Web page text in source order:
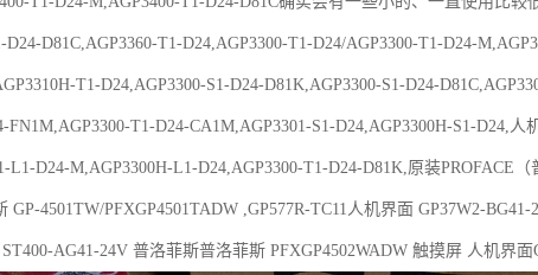
D24-D81C,AGP3360-T1-D24,AGP3300-T1-D24/AGP3300-T1-D24-
T1-D24,AGP3300-S1-D24-D81K,AGP3300-S1-D24-
T1-D24-CA1M,AGP3301-S1-D24,AGP3300H-S1-D24,
L1-D24-M,AGP3300H-L1-D24,AGP3300-T1-D24-D81K,原装PROFACE
GP-4501TW/PFXGP4501TADW ,GP577R-TC11人机界面 GP37W2-
AG41-24V 普洛菲斯普洛菲斯 PFXGP4502WADW 触摸屏 人机界面